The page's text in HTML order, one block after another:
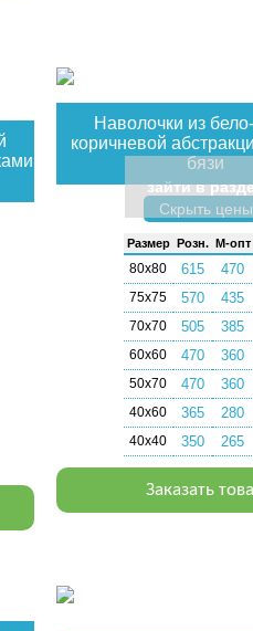
Наволочки из
коричневой
бязи
зайти в
Скрыть цены
Раз­мер Розн. М-опт
80х80 615 470
75х75 570 435
70х70 505 385
60х60 470 360
50х70 470 360
40х60 365 280
40х40 350 265
Заказать